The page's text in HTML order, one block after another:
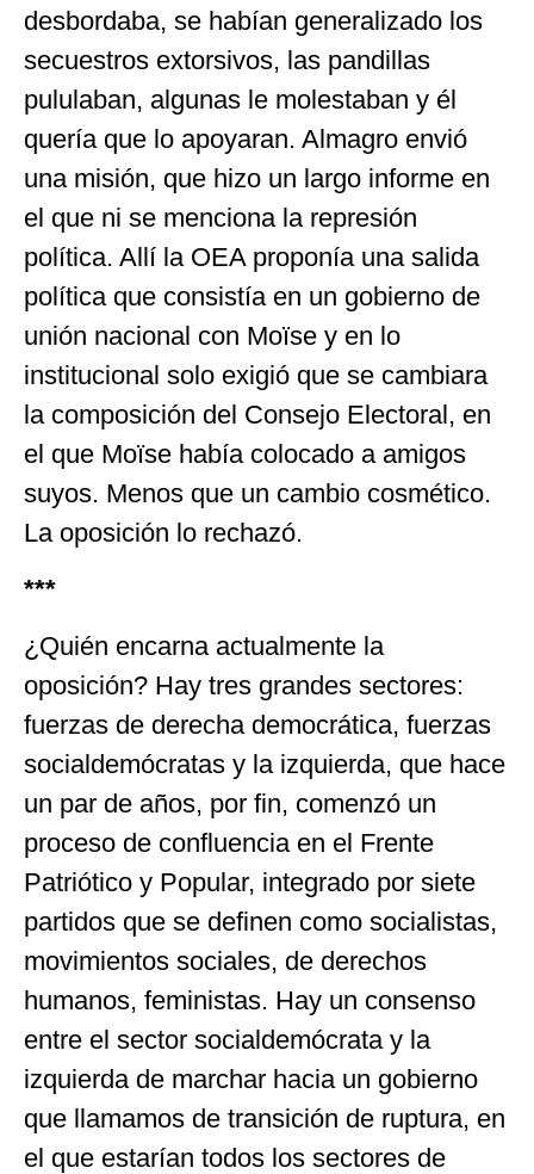
desbordaba, se habían generalizado los
secuestros extorsivos, las pandillas
pululaban, algunas le molestaban y él
quería que lo apoyaran. Almagro envió
una misión, que hizo un largo informe en
el que ni se menciona la represión
política. Allí la OEA proponía una salida
política que consistía en un gobierno de
unión nacional con Moïse y en lo
institucional solo exigió que se cambiara
la composición del Consejo Electoral, en
el que Moïse había colocado a amigos
suyos. Menos que un cambio cosmético.
La oposición lo rechazó.
***
¿Quién encarna actualmente la
oposición? Hay tres grandes sectores:
fuerzas de derecha democrática, fuerzas
socialdemócratas y la izquierda, que hace
un par de años, por fin, comenzó un
proceso de confluencia en el Frente
Patriótico y Popular, integrado por siete
partidos que se definen como socialistas,
movimientos sociales, de derechos
humanos, feministas. Hay un consenso
entre el sector socialdemócrata y la
izquierda de marchar hacia un gobierno
que llamamos de transición de ruptura, en
el que estarían todos los sectores de